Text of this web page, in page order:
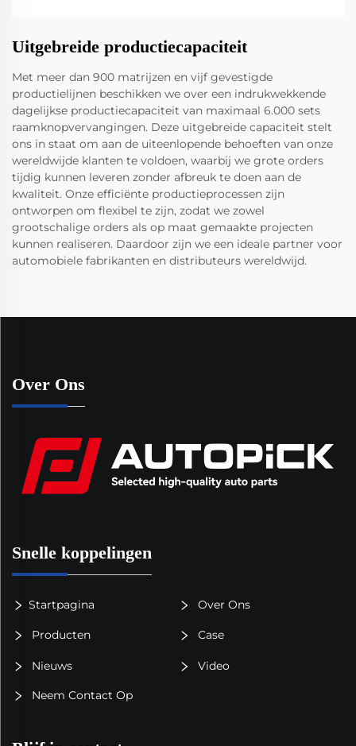
Uitgebreide productiecapaciteit
Met meer dan 900 matrijzen en vijf gevestigde
productielijnen beschikken we over een indrukwekkende
dagelijkse productiecapaciteit van maximaal 6.000 sets
raamknopvervangingen. Deze uitgebreide capaciteit stelt
ons in staat om aan de uiteenlopende behoeften van onze
wereldwijde klanten te voldoen, waarbij we grote orders
tijdig kunnen leveren zonder afbreuk te doen aan de
kwaliteit. Onze efficiënte productieprocessen zijn
ontworpen om flexibel te zijn, zodat we zowel
grootschalige orders als op maat gemaakte projecten
kunnen realiseren. Daardoor zijn we een ideale partner voor
automobiele fabrikanten en distributeurs wereldwijd.
Over Ons
Snelle koppelingen
Startpagina Over Ons
Producten Case
Nieuws Video
Neem Contact Op